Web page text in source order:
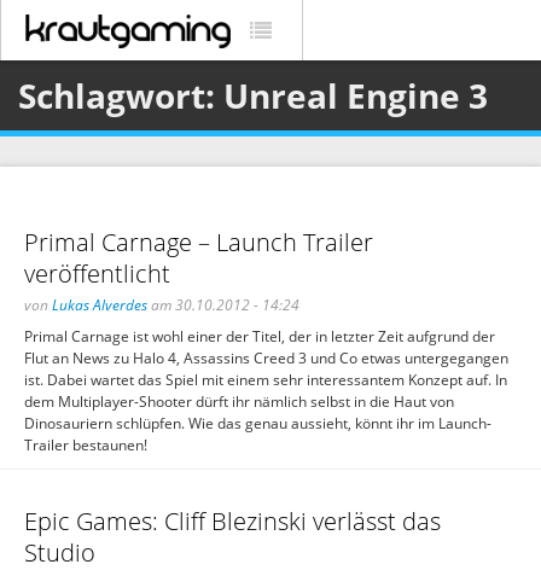
Schlagwort: Unreal Engine 3
Primal Carnage – Launch Trailer
veröffentlicht
von Lukas Alverdesam 30.10.2012 - 14:24
Primal Carnage ist wohl einer der Titel, der in letzter Zeit aufgrund der
Flut an News zu Halo 4, Assassins Creed 3 und Co etwas untergegangen
ist. Dabei wartet das Spiel mit einem sehr interessantem Konzept auf. In
dem Multiplayer-Shooter dürft ihr nämlich selbst in die Haut von
Dinosauriern schlüpfen. Wie das genau aussieht, könnt ihr im Launch-
Trailer bestaunen!
Epic Games: Cliff Blezinski verlässt das
Studio